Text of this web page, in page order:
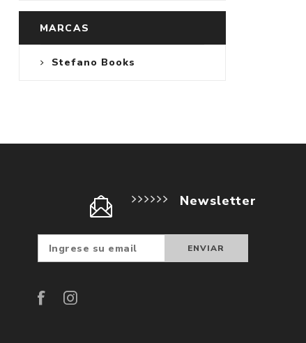
MARCAS
Stefano Books
Newsletter